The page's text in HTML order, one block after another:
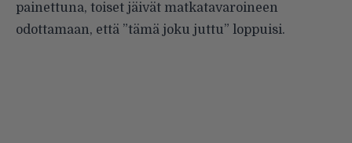
painettuna, toiset jäivät matkatavaroineen
odottamaan, että ”tämä joku juttu” loppuisi.